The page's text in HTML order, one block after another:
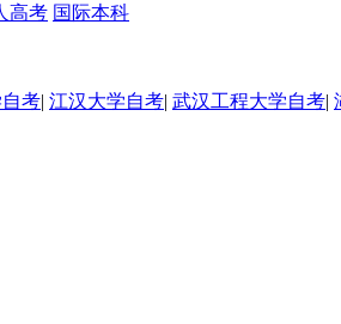
高考 国际本科
考| 江汉大学自考| 武汉工程大学自考|